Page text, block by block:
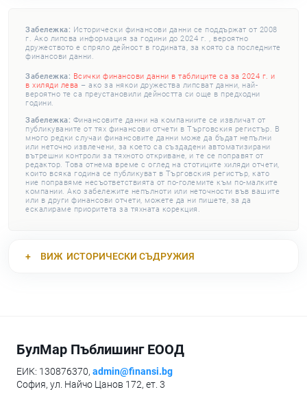
Забележка: Исторически финансови данни се поддържат от 2008
г. Ако липсва информация за години до 2024 г. , вероятно
дружеството е спряло дейност в годината, за която са последните
финансови данни.
Забележка: Всички финансови данни в таблиците са за 2024 г. и
в хиляди лева – ако за някои дружества липсват данни, най-
вероятно те са преустановили дейността си още в предходни
години.
Забележка: Финансовите данни на компаниите се извличат от
публикуваните от тях финансови отчети в Търговския регистър. В
много редки случаи финансовите данни може да бъдат непълни
или неточно извлечени, за което са създадени автоматизирани
вътрешни контроли за тяхното откриване, и те се поправят от
редактор. Това отнема време с оглед на стотиците хиляди отчети,
които всяка година се публикуват в Търговския регистър, като
ние поправяме несъответствията от по-големите към по-малките
компании. Ако забележите непълноти или неточности във вашите
или в други финансови отчети, можете да ни пишете, за да
ескалираме приоритета за тяхната корекция.
ВИЖ ИСТОРИЧЕСКИ СЪДРУЖИЯ
БулМар Пъблишинг ЕООД
ЕИК: 130876370, admin@finansi.bg
София, ул. Найчо Цанов 172, ет. 3